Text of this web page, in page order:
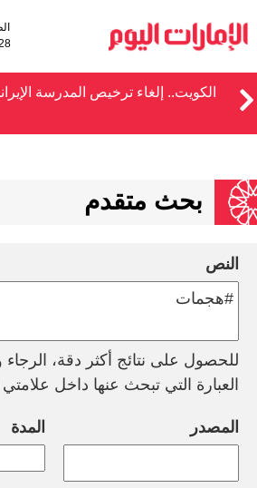
الكويت.. إلغاء ترخيص المدرسة
بحث متقدم
النص
للحصول على نتائج أكثر دقة،
العبارة التي تبحث عنها داخل
المصدر المدة